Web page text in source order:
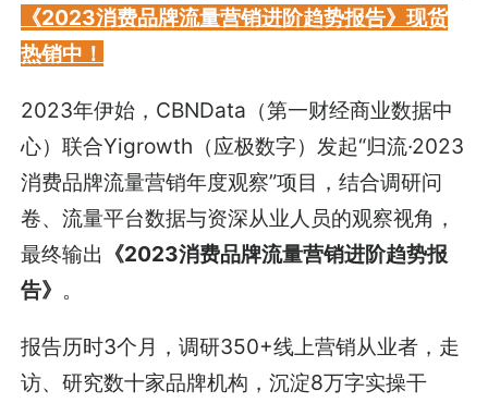
《2023消费品牌流量营销进阶趋势报告》现货
热销中！
2023年伊始，CBNData（第一财经商业数据中
心）联合Yigrowth（应极数字）发起“归流·2023
消费品牌流量营销年度观察”项目，结合调研问
卷、流量平台数据与资深从业人员的观察视角，
最终输出 《2023消费品牌流量营销进阶趋势报
告》 。
报告历时3个月，调研350+线上营销从业者，走
访、研究数十家品牌机构，沉淀8万字实操干